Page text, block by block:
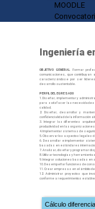
MOODLE
Ingeniería
OBJETIVO GENERALFormar
comunicaciones, que
caracterizándose por ser
desarrollo sustentable.
PERFIL DEL EGRESADO
1. Diseñar, implementar y
para satisfacer las necesidades
calidad.
2. Diseñar, desarrollar y
confidencialidad de la información
3. Integrar las diferentes
productividad en las
4. Implementar sistemas de
5. Observar los aspectos legales
6. Desarrollar e implementar
basadas en estándares
7. Analizar, diseñar y programar
8. Utilizar tecnologías y
9. Integrar soluciones basadas en
10. Desempeñar funciones de
11. Crear empresas en el ámbito
12. Administrar proyectos que
conforme a requerimientos
Cálculo